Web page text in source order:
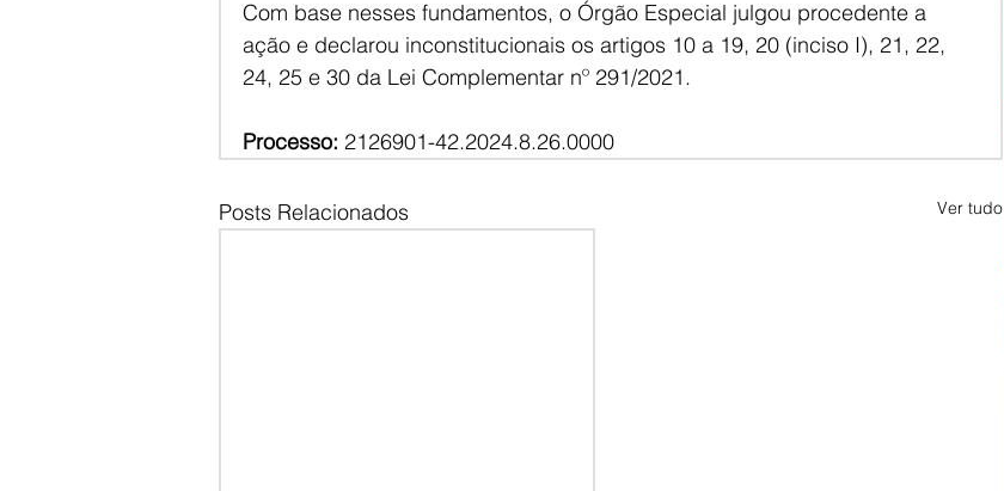
Com base nesses fundamentos, o Órgão Especial julgou procedente a
ação e declarou inconstitucionais os artigos 10 a 19, 20 (inciso I), 21, 22,
24, 25 e 30 da Lei Complementar nº 291/2021.
Processo: 2126901-42.2024.8.26.0000
Posts Relacionados Ver tudo